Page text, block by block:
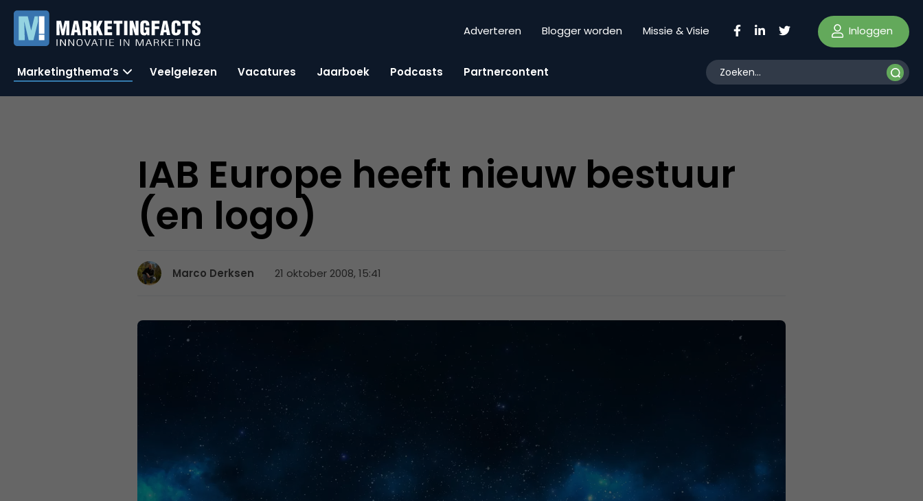
Adverteren Blogger worden Missie & Visie Inloggen
Marketingthema’s Veelgelezen Vacatures Jaarboek Podcasts Partnercontent
IAB Europe heeft nieuw bestuur
(en logo)
Marco Derksen 21 oktober 2008, 15:41